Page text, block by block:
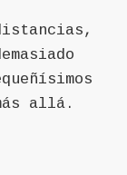
allá.